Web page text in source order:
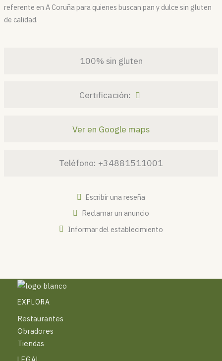
referente en A Coruña para quienes buscan pan y dulce sin gluten
de calidad.
100% sin gluten
Certificación:
Ver en Google maps
Teléfono: +34881511001
Escribir una reseña
Reclamar un anuncio
Informar del establecimiento
EXPLORA
Restaurantes
Obradores
Tiendas